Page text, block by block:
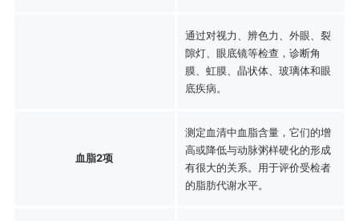
通过对视力、辨色力、外眼、裂
隙灯、眼底镜等检查，诊断角
膜、虹膜、晶状体、玻璃体和眼
底疾病。
血脂2项
测定血清中血脂含量，它们的增
高或降低与动脉粥样硬化的形成
有很大的关系。用于评价受检者
的脂肪代谢水平。